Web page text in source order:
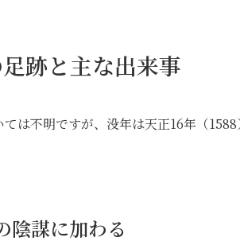
跡と主な出来事
は不明ですが、没年は天正16年（
陰謀に加わる